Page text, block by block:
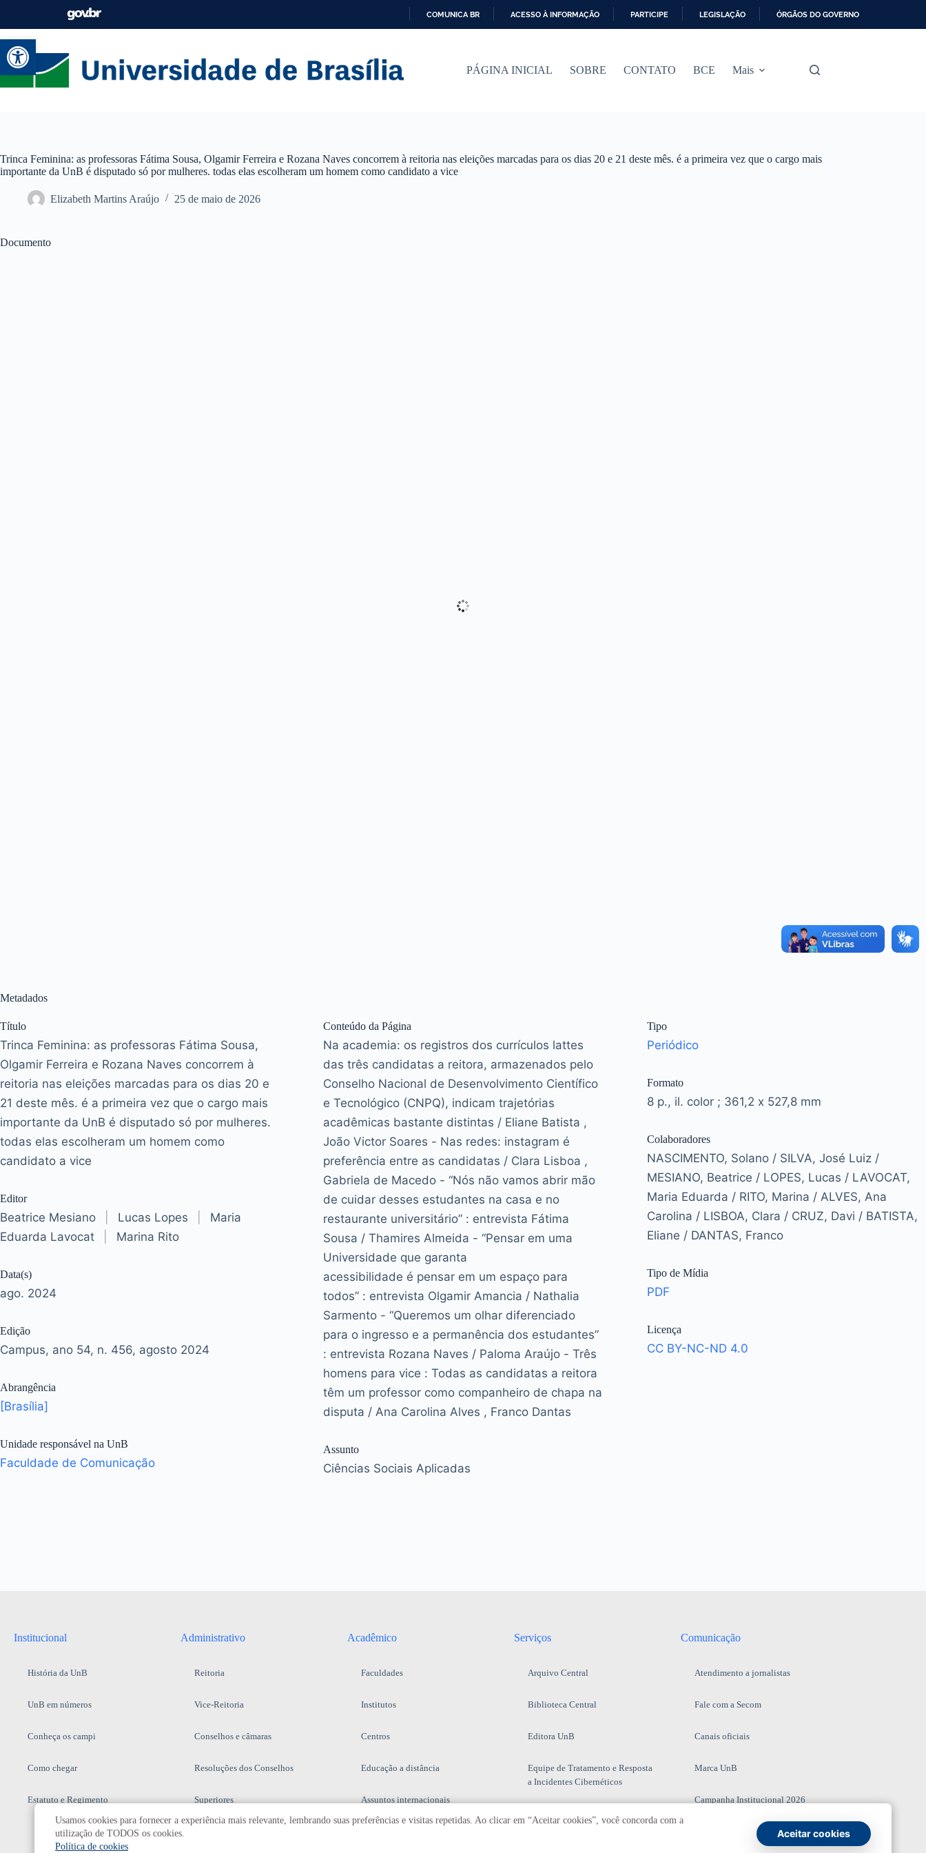
Abrir a barra de ferramentas
A
T
COMUNICA BR ACESSO À INFORMAÇÃO PARTICIPE LEGISLAÇÃO ÓRGÃOS DO GOVERNO
PÁGINA INICIAL SOBRE CONTATO BCE Mais
Trinca Feminina: as professoras Fátima Sousa, Olgamir Ferreira e Rozana Naves concorrem à reitoria nas eleições marcadas para os dias 20 e 21 deste mês. é a primeira vez que o cargo mais
importante da UnB é disputado só por mulheres. todas elas escolheram um homem como candidato a vice
Elizabeth Martins Araújo 25 de maio de 2026
Documento
Metadados
Título
Trinca Feminina: as professoras Fátima Sousa,
Olgamir Ferreira e Rozana Naves concorrem à
reitoria nas eleições marcadas para os dias 20 e
21 deste mês. é a primeira vez que o cargo mais
importante da UnB é disputado só por mulheres.
todas elas escolheram um homem como
candidato a vice
Editor
Beatrice Mesiano Lucas Lopes
Maria
Eduarda Lavocat
Marina Rito
Data(s)
ago. 2024
Edição
Campus, ano 54, n. 456, agosto 2024
Abrangência
[Brasília]
Unidade responsável na UnB
Faculdade de Comunicação
Conteúdo da Página
Na academia: os registros dos currículos lattes
das três candidatas a reitora, armazenados pelo
Conselho Nacional de Desenvolvimento Científico
e Tecnológico (CNPQ), indicam trajetórias
acadêmicas bastante distintas / Eliane Batista ,
João Victor Soares - Nas redes: instagram é
preferência entre as candidatas / Clara Lisboa ,
Gabriela de Macedo - “Nós não vamos abrir mão
de cuidar desses estudantes na casa e no
restaurante universitário” : entrevista Fátima
Sousa / Thamires Almeida - “Pensar em uma
Universidade que garanta
acessibilidade é pensar em um espaço para
todos” : entrevista Olgamir Amancia / Nathalia
Sarmento - “Queremos um olhar diferenciado
para o ingresso e a permanência dos estudantes”
: entrevista Rozana Naves / Paloma Araújo - Três
homens para vice : Todas as candidatas a reitora
têm um professor como companheiro de chapa na
disputa / Ana Carolina Alves , Franco Dantas
Assunto
Ciências Sociais Aplicadas
Tipo
Periódico
Formato
8 p., il. color ; 361,2 x 527,8 mm
Colaboradores
NASCIMENTO, Solano / SILVA, José Luiz /
MESIANO, Beatrice / LOPES, Lucas / LAVOCAT,
Maria Eduarda / RITO, Marina / ALVES, Ana
Carolina / LISBOA, Clara / CRUZ, Davi / BATISTA,
Eliane / DANTAS, Franco
Tipo de Mídia
PDF
Licença
CC BY-NC-ND 4.0
Institucional
História da UnB
UnB em números
Conheça os campi
Como chegar
Estatuto e Regimento
Administrativo
Reitoria
Vice-Reitoria
Conselhos e câmaras
Resoluções dos Conselhos
Superiores
Acadêmico
Faculdades
Institutos
Centros
Educação a distância
Assuntos internacionais
Serviços
Arquivo Central
Biblioteca Central
Editora UnB
Equipe de Tratamento e Resposta
a Incidentes Cibernéticos
Comunicação
Atendimento a jornalistas
Fale com a Secom
Canais oficiais
Marca UnB
Campanha Institucional 2026
Usamos cookies para fornecer a experiência mais relevante, lembrando suas preferências e visitas repetidas. Ao clicar em “Aceitar cookies”, você concorda com a
utilização de TODOS os cookies.
Política de cookies
Aceitar cookies